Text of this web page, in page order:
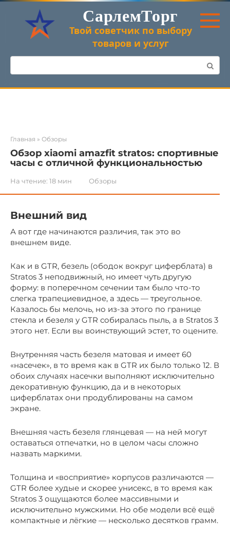
Перейти
контенту
СарлемТорг
Твой советчик по выбору
товаров и услуг
Поиск:
Главная » Обзоры
Обзор xiaomi amazfit stratos: спортивные
часы с отличной функциональностью
На чтение: 18 мин Обзоры
Внешний вид
А вот где начинаются различия, так это во
внешнем виде.
Как и в GTR, безель (ободок вокруг циферблата) в
Stratos 3 неподвижный, но имеет чуть другую
форму: в поперечном сечении там было что-то
слегка трапециевидное, а здесь — треугольное.
Казалось бы мелочь, но из-за этого по границе
стекла и безеля у GTR собиралась пыль, а в Stratos 3
этого нет. Если вы воинствующий эстет, то оцените.
Внутренняя часть безеля матовая и имеет 60
«насечек», в то время как в GTR их было только 12. В
обоих случаях насечки выполняют исключительно
декоративную функцию, да и в некоторых
циферблатах они продублированы на самом
экране.
Внешняя часть безеля глянцевая — на ней могут
оставаться отпечатки, но в целом часы сложно
назвать маркими.
Толщина и «восприятие» корпусов различаются —
GTR более худые и скорее унисекс, в то время как
Stratos 3 ощущаются более массивными и
исключительно мужскими. Но обе модели всё ещё
компактные и лёгкие — несколько десятков грамм.